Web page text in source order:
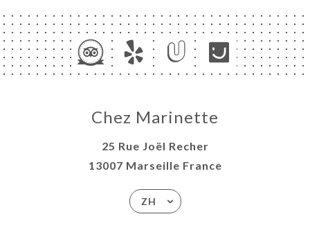
Chez Marinette
25 Rue Joël Recher
13007 Marseille France
ZH